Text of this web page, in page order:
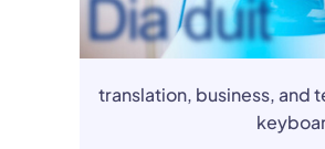
translation, business, and